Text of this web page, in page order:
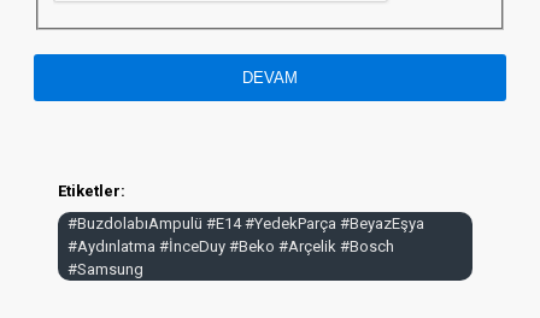
DEVAM
Etiketler:
#BuzdolabıAmpulü #E14 #YedekParça #BeyazEşya
#Aydınlatma #İnceDuy #Beko #Arçelik #Bosch
#Samsung